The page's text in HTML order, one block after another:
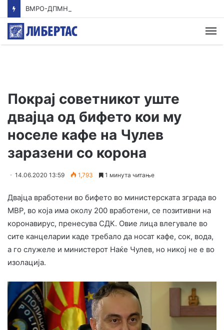
Покрај советникот уште
двајца од бифето кои му
носеле кафе на Чулев
заразени со корона
14.06.2020 13:59 1,793 1 минута читање
Двајца вработени во бифето во министерската зграда во
МВР, во која има околу 200 вработени, се позитивни на
коронавирус, пренесува СДК. Овие лица влегувале во
сите канцеларии каде требало да носат кафе, сок, вода,
а го служеле и министерот Наќе Чулев, но никој не е во
изолација.